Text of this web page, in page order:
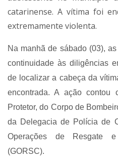
catarinense. A vítima foi
extremamente violenta.
Na manhã de sábado (03),
continuidade às diligências
de localizar a cabeça da
encontrada. A ação contou
Protetor, do Corpo de
da Delegacia de Polícia de
Operações de Resgate
(GORSC).